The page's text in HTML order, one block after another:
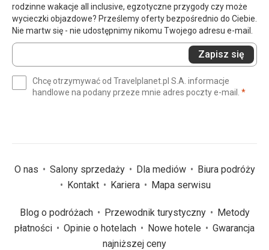
rodzinne wakacje all inclusive, egzotyczne przygody czy może
wycieczki objazdowe? Prześlemy oferty bezpośrednio do Ciebie.
Nie martw się - nie udostępnimy nikomu Twojego adresu e-mail.
Wprowadź
swój
(wymagane)
Zapisz się
Chcę otrzymywać od Travelplanet.pl S.A. informacje
handlowe na podany przeze mnie adres poczty e-mail. *
O nas Salony sprzedaży Dla mediów
Biura podróży
Kontakt
Kariera Mapa serwisu
Blog o podróżach Przewodnik turystyczny
Metody
płatności
Opinie o hotelach Nowe hotele
Gwarancja
najniższej ceny